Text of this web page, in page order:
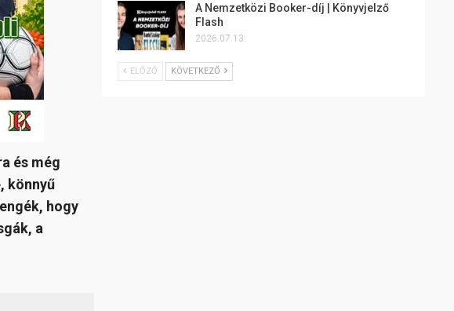
és még
könnyű
hogy
a
A Nemzetközi Booker-díj | Könyvjelző
Flash
2026.07.13.
ELŐZŐ KÖVETKEZŐ